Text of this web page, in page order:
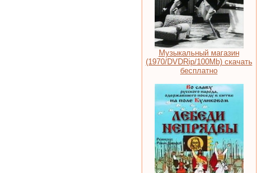
Музыкальный магазин
(1970/DVDRip/100Mb) скачать
бесплатно